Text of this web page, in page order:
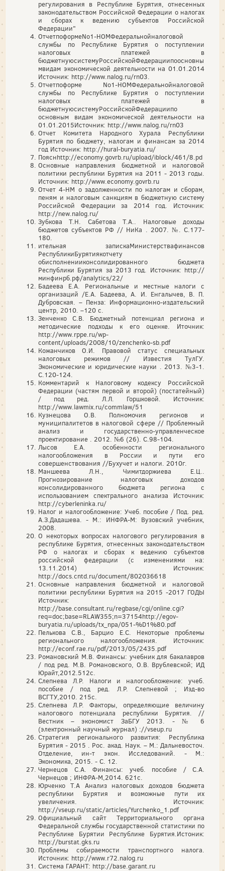
регулирования в Республике Бурятия, отнесенных
законодательством Российской Федерации о налогах
и сборах к ведению субъектов Российской
Федерации"
ОтчетпоформеNo1-НОМФедеральнойналоговой
службы по Республике Бурятия о поступлении
налоговых платежей в
бюджетнуюсистемуРоссийскойФедерациипоосновны
мвидам экономической деятельности на 01.01.2014
Источник: http://www.nalog.ru/rn03.
Отчетпоформе No1-НОМФедеральнойналоговой
службы по Республике Бурятия о поступлении
налоговых платежей в
бюджетнуюсистемуРоссийскойФедерациипо
основным видам экономической деятельности на
01.01.2015Источник: http://www.nalog.ru/rn03
Отчет Комитета Народного Хурала Республики
Бурятия по бюджету, налогам и финансам за 2014
год Источник: http://hural-buryatia.ru/
Пояснhttp://economy.govrb.ru/upload/iblock/461/8.pd
Основные направления бюджетной и налоговой
политики республики Бурятия на 2011 - 2013 годы.
Источник: http://www.economy.govrb.ru
Отчет 4-НМ о задолженности по налогам и сборам,
пеням и налоговым санкциям в бюджетную систему
Российской Федерации за 2014 год. Источник:
http://new.nalog.ru/
Зубкова Т.Н. Сабетова Т.А.. Налоговые доходы
бюджетов субъектов РФ // НиКа . 2007. №. С.177-
180.
ительная запискаМинистерствафинансов
РеспубликиБурятиякотчету
обисполненииконсолидированного бюджета
Республики Бурятия за 2013 год. Источник: http://
минфинрб.рф/analytics/22/
Бадеева Е.А. Региональные и местные налоги с
организаций /Е.А. Бадеева, А. И. Енгалычев, В. П.
Дубровская. – Пенза: Информационно-издательский
центр, 2010. –120 с.
Зенченко С.В. Бюджетный потенциал региона и
методические подходы к его оценке. Иточник:
http://www.rppe.ru/wp-
content/uploads/2008/10/zenchenko-sb.pdf
Кожанчиков О.И. Правовой статус специальных
налоговых режимов // Известия ТулГУ.
Экономические и юридические науки . 2013. №3-1.
С.120-124.
Комментарий к Налоговому кодексу Российской
Федерации (частям первой и второй) (постатейный)
/ под ред. Л.Л. Горшковой. Источник:
http://www.lawmix.ru/commlaw/51
Кузнецова О.В. Полномочия регионов и
муниципалитетов в налоговой сфере // Проблемный
анализ и государственно-управленческое
проектирование . 2012. №6 (26). С.98-104.
Лысов Е.А. особенности регионального
налогообложения в России и пути его
совершенствования //Бухучет и налоги. 2010г.
Маншеева Л.Н., Чимитдоржиева Е.Ц..
Прогнозирование налоговых доходов
консолидированного бюджета региона с
использованием спектрального анализа Источник:
http://cyberleninka.ru/
Налог и налогообложение: Учеб. пособие / Под. ред.
А.З.Дадашева. - М.: ИНФРА-М: Вузовский учебник,
2008.
О некоторых вопросах налогового регулирования в
республике Бурятия, отнесенных законодательством
РФ о налогах и сборах к ведению субъектов
российской федерации (с изменениями на:
13.11.2014) Источник:
http://docs.cntd.ru/document/802036618
Основные направления бюджетной и налоговой
политики республики Бурятия на 2015 -2017 ГОДЫ
Источник:
http://base.consultant.ru/regbase/cgi/online.cgi?
req=doc;base=RLAW355;n=37154http://egov-
buryatia.ru/uploads/tx_npa/051-%D1%80.pdf
Пелькова С.В., Барцио Е.С. Некоторые проблемы
регионального налогообложения. Источник:
http://econf.rae.ru/pdf/2013/05/2435.pdf
Романовский М.В. Финансы: учебник для бакалавров
/ под ред. М.В. Романовского, О.В. Врублевской; ИД
Юрайт,2012.512с.
Слепнева Л.Р. Налоги и налогообложение: учеб.
пособие / под ред. Л.Р. Слепневой ; Изд-во
ВСГТУ,2010. 215с.
Слепнева Л.Р. Факторы, определяющие величину
налогового потенциала республики Бурятия. //
Вестник – экономист ЗаБГУ 2013. - № 6
(электронный научный журнал) ://vseup.ru
Стратегия регионального развития: Республика
Бурятия - 2015 . Рос. акад. Наук. – М.: Дальневосточ.
Отделение, ин-т экон. Исследований. - М.:
Экономика, 2015. - С. 12.
Чернецов С.А. Финансы: учеб. пособие / С.А.
Чернецов ; ИНФРА-М,2014. 621с.
Юрченко Т.А Анализ налоговых доходов бюджета
республики Бурятия и возможные пути их
увеличения. Источник:
http://vseup.ru/static/articles/Yurchenko_1.pdf
Официальный сайт Территориального органа
Федеральной службы государственной статистики по
Республике Бурятии Республике Бурятия.Истоник:
http://burstat.gks.ru
Проблемы собираемости транспортного налога.
Источник: http://www.r72.nalog.ru
Система ГАРАНТ: http://base.garant.ru